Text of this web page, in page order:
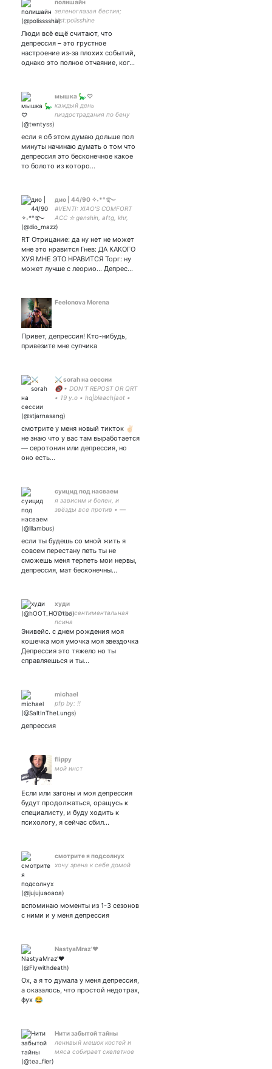
полишайн
зеленоглазая бестия;
inst:polisshine
Люди всё ещё считают, что
депрессия – это грустное
настроение из-за плохих событий,
однако это полное отчаяние, ког…
мышка 🦕 ♡
каждый день
пиздострадания по бену
если я об этом думаю дольше пол
минуты начинаю думать о том что
депрессия это бесконечное какое
то болото из которо…
дио | 44/90 ✧˖*°࿐
#VENTI: XIAO'S COMFORT
ACC ✮ genshin, aftg, khr,
hxh, ronpa, death note,
RT Отрицание: да ну нет не может
мне это нравится Гнев: ДА КАКОГО
ХУЯ МНЕ ЭТО НРАВИТСЯ Торг: ну
может лучше с леорио... Депрес…
Feelonova Morena
Привет, депрессия! Кто-нибудь,
привезите мне супчика
⚔️ sorah на сессии
🔞 • DON'T REPOST OR QRT
• 19 y.o • hq|bleach|aot •
смотрите у меня новый тикток ✌🏻
не знаю что у вас там выработается
— серотонин или депрессия, но
оно есть…
суицид под насваем
я зависим и болен, и
звёзды все против • —
если ты будешь со мной жить я
совсем перестану петь ты не
сможешь меня терпеть мои нервы,
депрессия, мат бесконечны…
худи
тупая сентиментальная
псина
Энивейс. с днем рождения моя
кошечка моя умочка моя звездочка
Депрессия это тяжело но ты
справляешься и ты…
michael
pfp by: !!
депрессия
flippy
мой инст
Если или загоны и моя депрессия
будут продолжаться, оращусь к
специалисту, и буду ходить к
психологу, я сейчас сбил…
смотрите я подсолнух
хочу эрена к себе домой
вспоминаю моменты из 1-3 сезонов
с ними и у меня депрессия
NastyaMraz'❤
Ох, а я то думала у меня депрессия,
а оказалось, что простой недотрах,
фух 😂
Нити забытой тайны
ленивый мешок костей и
мяса собирает скелетное